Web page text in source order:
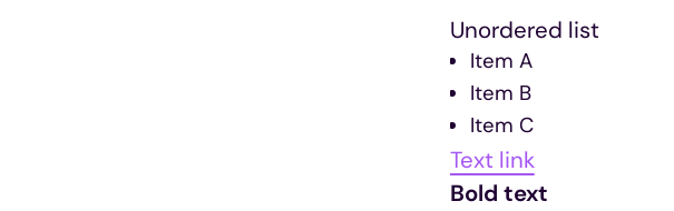
Unordered list
Item A
Item B
Item C
Text link
Bold text